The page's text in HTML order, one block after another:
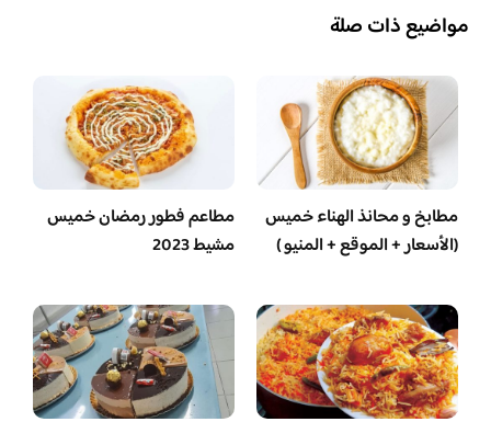
مواضيع ذات صلة
مطابخ و محانذ الهناء خميس
(الأسعار + الموقع + المنيو )
مطاعم فطور رمضان خميس
مشيط 2023